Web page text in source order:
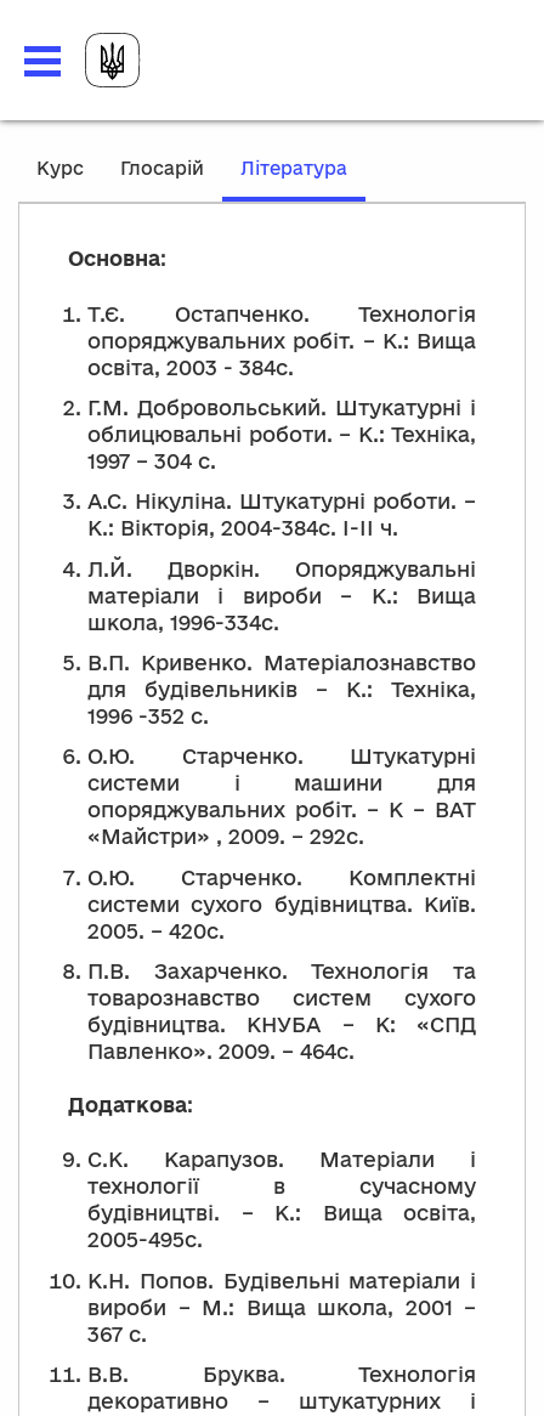
Курс Глосарій Література
Основна:
Т.Є. Остапченко. Технологія
опоряджувальних робіт. – К.: Вища
освіта, 2003 - 384с.
Г.М. Добровольський. Штукатурні і
облицювальні роботи. – К.: Техніка,
1997 – 304 с.
А.С. Нікуліна. Штукатурні роботи. –
К.: Вікторія, 2004-384с. І-ІІ ч.
Л.Й. Дворкін. Опоряджувальні
матеріали і вироби – К.: Вища
школа, 1996-334с.
В.П. Кривенко. Матеріалознавство
для будівельників – К.: Техніка,
1996 -352 с.
О.Ю. Старченко. Штукатурні
системи і машини для
опоряджувальних робіт. – К – ВАТ
«Майстри» , 2009. – 292с.
О.Ю. Старченко. Комплектні
системи сухого будівництва. Київ.
2005. – 420с.
П.В. Захарченко. Технологія та
товарознавство систем сухого
будівництва. КНУБА – К: «СПД
Павленко». 2009. – 464с.
Додаткова:
С.К. Карапузов. Матеріали і
технології в сучасному
будівництві. – К.: Вища освіта,
2005-495с.
К.Н. Попов. Будівельні матеріали і
вироби – М.: Вища школа, 2001 –
367 с.
В.В. Бруква. Технологія
декоративно – штукатурних і